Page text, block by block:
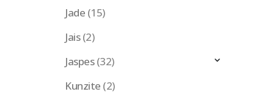
Jade (15)
Jais (2)
Jaspes (32)
Kunzite (2)